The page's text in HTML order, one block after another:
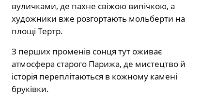
вуличками, де пахне свіжою випічкою, а
художники вже розгортають мольберти на
площі Тертр.
З перших променів сонця тут оживає
атмосфера старого Парижа, де мистецтво й
історія переплітаються в кожному камені
бруківки.